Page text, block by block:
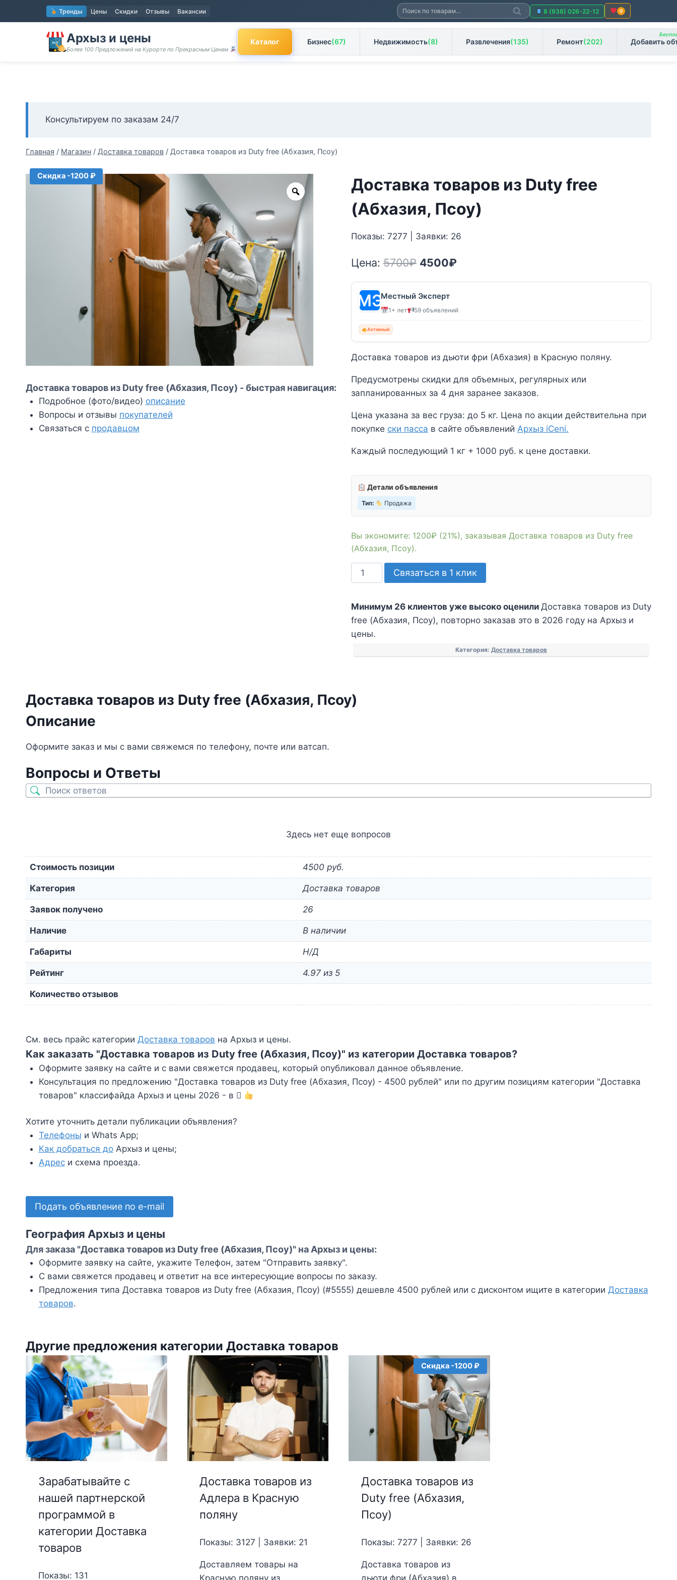
к
содержимому
Тренды Цены Скидки Отзывы Вакансии Искать:
Поиск
8 (938) 026-22-12 0
Архыз и цены
Более 100 Предложений на Курорте по Прекрасным Ценам
Каталог Бизнес(67) Недвижимость(8) Развлечения(135) Ремонт(202) Добавить
Консультируем по заказам 24/7
Главная / Магазин / Доставка товаров / Доставка товаров из Duty free (Абхазия, Псоу)
Скидка -1200 ₽
Zoom
Доставка товаров из Duty free
(Абхазия, Псоу)
Показы: 7277 | Заявки: 26
Цена: 5700₽ Первоначальная
цена
составляла
5700₽.
4500₽Текущая
цена:
Местный Эксперт
1+ лет 59 объявлений
Активный
Доставка товаров из дьюти фри (Абхазия) в Красную поляну.
Предусмотрены скидки для объемных, регулярных или
запланированных за 4 дня заранее заказов.
Цена указана за вес груза: до 5 кг. Цена по акции действительна при
покупке ски пасса в сайте объявлений Архыз iCeni.
Каждый последующий 1 кг + 1000 руб. к цене доставки.
Детали объявления
Тип: Продажа
Вы экономите: 1200₽ (21%), заказывая Доставка товаров из Duty free
(Абхазия, Псоу).
Количество
товара
товаров
из
Duty
Связаться в 1 клик
Минимум 26 клиентов уже высоко оценили Доставка товаров из Duty
free (Абхазия, Псоу), повторно заказав это в 2026 году на Архыз и
цены.
Категория: Доставка товаров
Доставка товаров из Duty free (Абхазия, Псоу) - быстрая навигация:
Подробное (фото/видео) описание
Вопросы и отзывы покупателей
Связаться с продавцом
Доставка товаров из Duty free (Абхазия, Псоу)
Описание
Оформите заказ и мы с вами свяжемся по телефону, почте или ватсап.
Вопросы и Ответы
Здесь нет еще вопросов
Стоимость позиции 4500 руб.
Категория Доставка товаров
Заявок получено 26
Наличие В наличии
Габариты Н/Д
Рейтинг 4.97 из 5
Количество отзывов
См. весь прайс категории Доставка товаров на Архыз и цены.
Как заказать "Доставка товаров из Duty free (Абхазия, Псоу)" из категории Доставка товаров?
Оформите заявку на сайте и с вами свяжется продавец, который опубликовал данное объявление.
Консультация по предложению "Доставка товаров из Duty free (Абхазия, Псоу) - 4500 рублей" или по другим позициям категории "Доставка
товаров" классифайда Архыз и цены 2026 - в
Хотите уточнить детали публикации объявления?
Телефоны и Whats App;
Как добраться доАрхыз и цены;
Адреси схема проезда.
Подать объявление по e-mail
География Архыз и цены
Для заказа "Доставка товаров из Duty free (Абхазия, Псоу)" на Архыз и цены:
Оформите заявку на сайте, укажите Телефон, затем "Отправить заявку".
С вами свяжется продавец и ответит на все интересующие вопросы по заказу.
Предложения типа Доставка товаров из Duty free (Абхазия, Псоу) (#5555) дешевле 4500 рублей или с дисконтом ищите в категории Доставка
товаров.
Другие предложения категории Доставка товаров
Зарабатывайте с
нашей партнерской
программой в
категории Доставка
товаров
Показы: 131
Доставка товаров из
Адлера в Красную
поляну
Показы: 3127 | Заявки: 21
Доставляем товары на
Скидка -1200 ₽
Доставка товаров из
Duty free (Абхазия,
Псоу)
Показы: 7277 | Заявки: 26
Доставка товаров из